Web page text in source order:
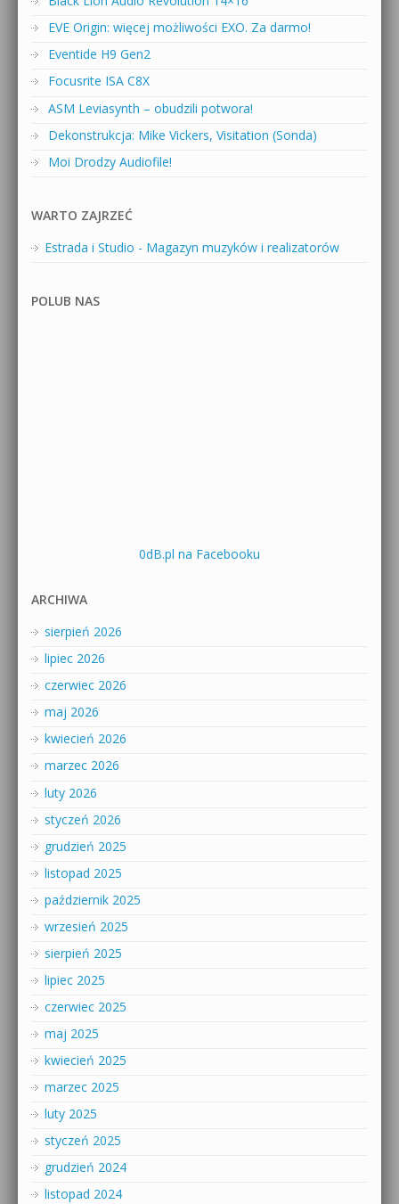
EVE Origin: więcej możliwości EXO. Za darmo!
Eventide H9 Gen2
Focusrite ISA C8X
ASM Leviasynth – obudzili potwora!
Dekonstrukcja: Mike Vickers, Visitation (Sonda)
Moi Drodzy Audiofile!
WARTO ZAJRZEĆ
Estrada i Studio - Magazyn muzyków i realizatorów
POLUB NAS
0dB.pl na Facebooku
ARCHIWA
sierpień 2026
lipiec 2026
czerwiec 2026
maj 2026
kwiecień 2026
marzec 2026
luty 2026
styczeń 2026
grudzień 2025
listopad 2025
październik 2025
wrzesień 2025
sierpień 2025
lipiec 2025
czerwiec 2025
maj 2025
kwiecień 2025
marzec 2025
luty 2025
styczeń 2025
grudzień 2024
listopad 2024